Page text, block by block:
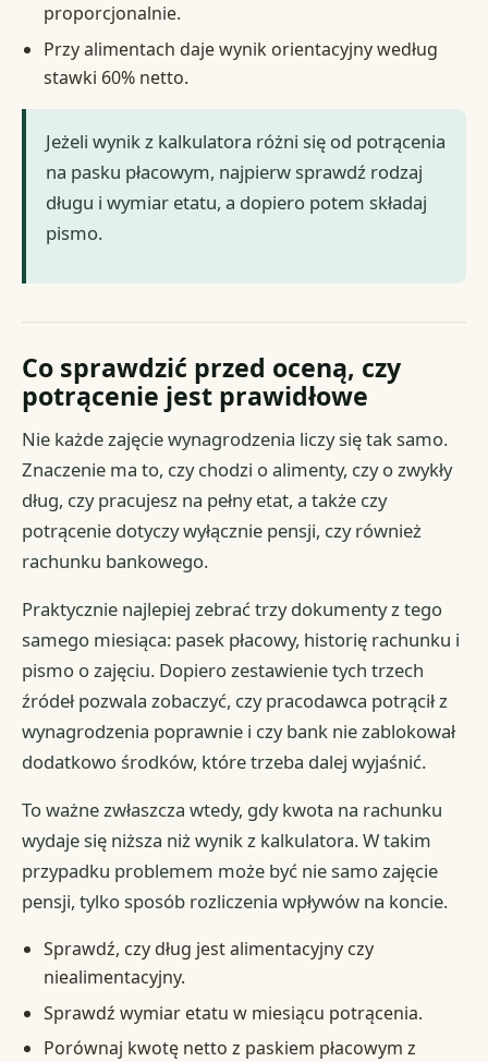
proporcjonalnie.
Przy alimentach daje wynik orientacyjny według
stawki 60% netto.
Jeżeli wynik z kalkulatora różni się od potrącenia
na pasku płacowym, najpierw sprawdź rodzaj
długu i wymiar etatu, a dopiero potem składaj
pismo.
Co sprawdzić przed oceną, czy
potrącenie jest prawidłowe
Nie każde zajęcie wynagrodzenia liczy się tak samo.
Znaczenie ma to, czy chodzi o alimenty, czy o zwykły
dług, czy pracujesz na pełny etat, a także czy
potrącenie dotyczy wyłącznie pensji, czy również
rachunku bankowego.
Praktycznie najlepiej zebrać trzy dokumenty z tego
samego miesiąca: pasek płacowy, historię rachunku i
pismo o zajęciu. Dopiero zestawienie tych trzech
źródeł pozwala zobaczyć, czy pracodawca potrącił z
wynagrodzenia poprawnie i czy bank nie zablokował
dodatkowo środków, które trzeba dalej wyjaśnić.
To ważne zwłaszcza wtedy, gdy kwota na rachunku
wydaje się niższa niż wynik z kalkulatora. W takim
przypadku problemem może być nie samo zajęcie
pensji, tylko sposób rozliczenia wpływów na koncie.
Sprawdź, czy dług jest alimentacyjny czy
niealimentacyjny.
Sprawdź wymiar etatu w miesiącu potrącenia.
Porównaj kwotę netto z paskiem płacowym z